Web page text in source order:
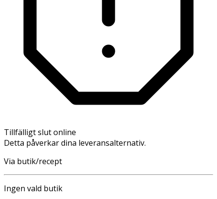
Tillfälligt slut online
Detta påverkar dina leveransalternativ.
Via butik/recept
Ingen vald butik